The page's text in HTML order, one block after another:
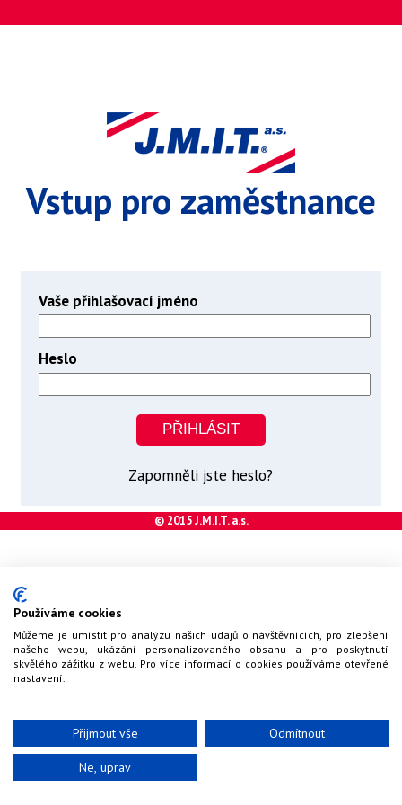
Vstup pro zaměstnance
Vaše přihlašovací jméno
Heslo
Zapomněli jste heslo?
© 2015 J.M.I.T. a.s.
Používáme cookies
Můžeme je umístit pro analýzu našich údajů o návštěvnících, pro zlepšení
našeho webu, ukázání personalizovaného obsahu a pro poskytnutí
skvělého zážitku z webu. Pro více informací o cookies používáme otevřené
nastavení.
Přijmout vše Odmítnout
Ne, uprav